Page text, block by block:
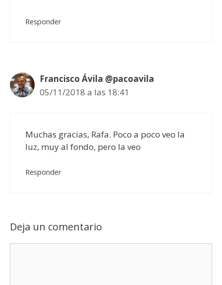
Responder
Francisco Ávila @pacoavila
05/11/2018 a las 18:41
Muchas gracias, Rafa. Poco a poco veo la
luz, muy al fondo, pero la veo
Responder
Deja un comentario